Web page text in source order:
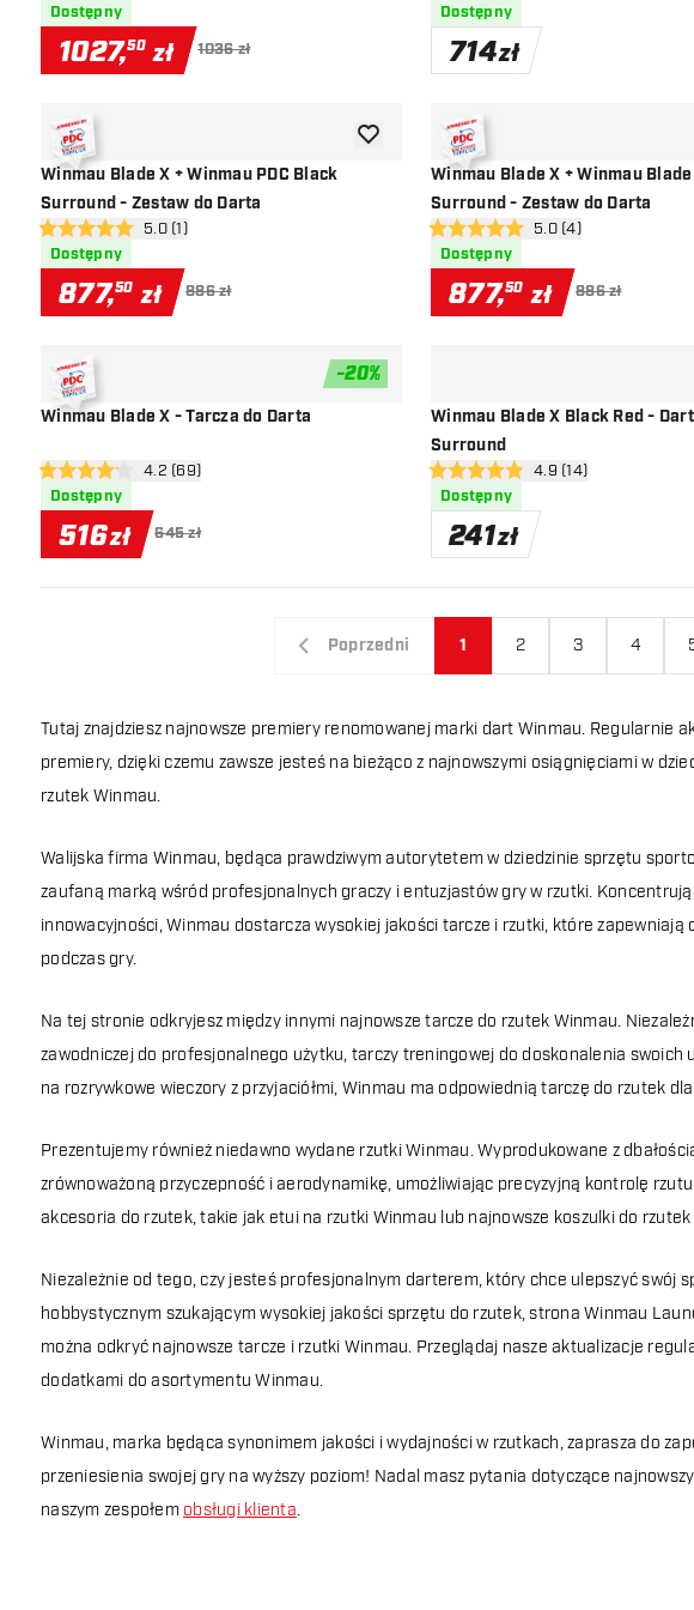
Dostępny
1027,50 zł 1036 zł
Dostępny
714zł
Winmau Blade X + Winmau PDC Black
Surround - Zestaw do Darta
otwórz panel recenzji
5 gwiazdki oceny5.0 (1)
Dostępny
877,50 zł 886 zł
dodaj do listy życzeń
Winmau Blade X + Winmau
Surround - Zestaw do Darta
otwórz panel recenzji
5 gwiazdki oceny5.0 (4)
Dostępny
877,50 zł 886 zł
-20%
Winmau Blade X - Tarcza do Darta
otwórz panel recenzji
4.2 gwiazdki oceny4.2 (69)
Dostępny
516zł 645 zł
dodaj do listy życzeń
Winmau Blade X Black Red -
Surround
otwórz panel recenzji
4.9 gwiazdki oceny
4.9 (14)
Dostępny
241zł
Poprzedni 1 2 3 4
Tutaj znajdziesz najnowsze premiery renomowanej marki dart Winmau. Regularnie
premiery, dzięki czemu zawsze jesteś na bieżąco z najnowszymi osiągnięciami w
rzutek Winmau.
Walijska firma Winmau, będąca prawdziwym autorytetem w dziedzinie sprzętu
zaufaną marką wśród profesjonalnych graczy i entuzjastów gry w rzutki.
innowacyjności, Winmau dostarcza wysokiej jakości tarcze i rzutki, które
podczas gry.
Na tej stronie odkryjesz między innymi najnowsze tarcze do rzutek Winmau.
zawodniczej do profesjonalnego użytku, tarczy treningowej do doskonalenia swoich
na rozrywkowe wieczory z przyjaciółmi, Winmau ma odpowiednią tarczę do rzutek
Prezentujemy również niedawno wydane rzutki Winmau. Wyprodukowane z
zrównoważoną przyczepność i aerodynamikę, umożliwiając precyzyjną kontrolę
akcesoria do rzutek, takie jak etui na rzutki Winmau lub najnowsze koszulki do
Niezależnie od tego, czy jesteś profesjonalnym darterem, który chce ulepszyć swój
hobbystycznym szukającym wysokiej jakości sprzętu do rzutek, strona Winmau
można odkryć najnowsze tarcze i rzutki Winmau. Przeglądaj nasze aktualizacje
dodatkami do asortymentu Winmau.
Winmau, marka będąca synonimem jakości i wydajności w rzutkach, zaprasza do
przeniesienia swojej gry na wyższy poziom! Nadal masz pytania dotyczące
naszym zespołem obsługi klienta.